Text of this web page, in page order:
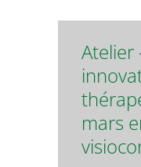
Atelier
mars